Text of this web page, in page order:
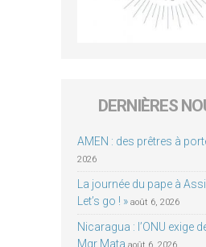
DERNIÈRES
AMEN : des prêtres à
2026
La journée du pape à
Let’s go ! » août 6, 2026
Nicaragua : l’ONU exige
Mgr Mata